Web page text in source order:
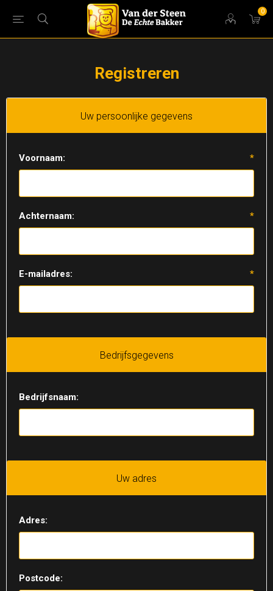
0
Registreren
Uw persoonlijke gegevens
Voornaam: *
Achternaam: *
E-mailadres: *
Bedrijfsgegevens
Bedrijfsnaam:
Uw adres
Adres:
Postcode: